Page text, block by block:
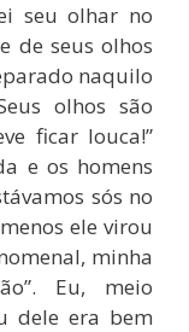
seu olhar no
de seus olhos
naquilo
olhos são
ficar louca!”
e os homens
sós no
ele virou
minha
Eu, meio
dele era bem